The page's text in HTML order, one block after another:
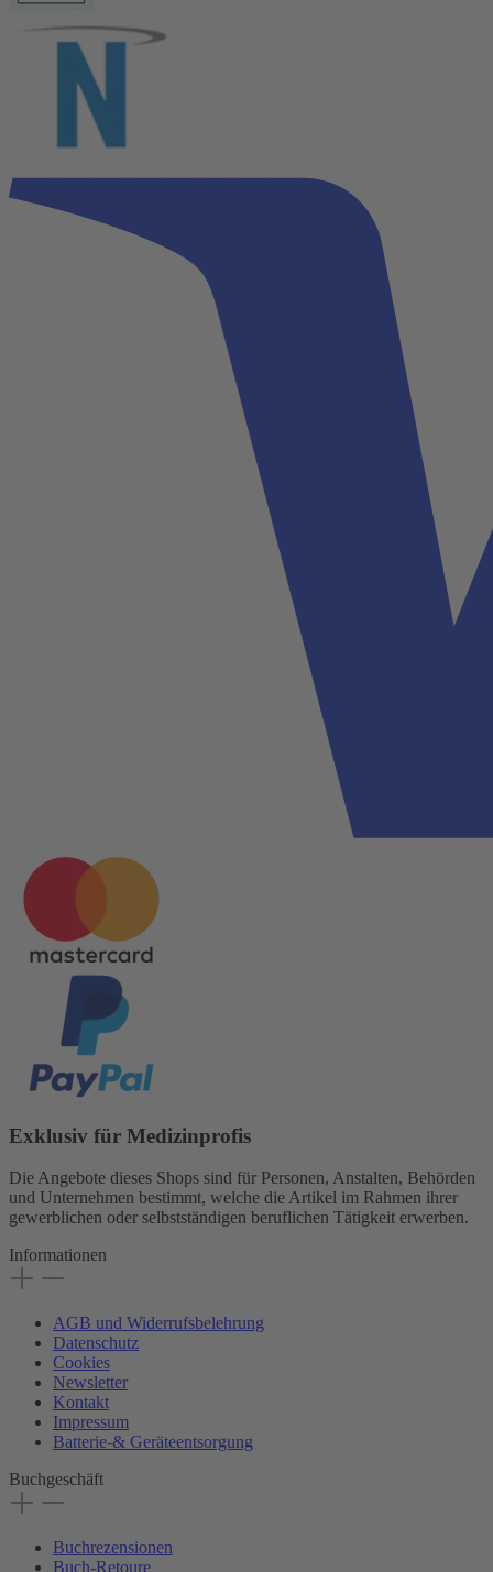
Exklusiv für Medizinprofis
Die Angebote dieses Shops sind für Personen, Anstalten, Behörden
und Unternehmen bestimmt, welche die Artikel im Rahmen ihrer
gewerblichen oder selbstständigen beruflichen Tätigkeit erwerben.
Informationen
AGB und Widerrufsbelehrung
Datenschutz
Cookies
Newsletter
Kontakt
Impressum
Batterie-& Geräteentsorgung
Buchgeschäft
Buchrezensionen
Buch-Retoure